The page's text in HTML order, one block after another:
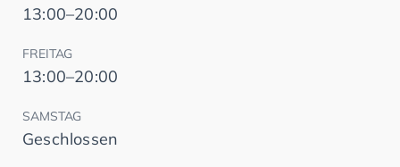
13:00–20:00
FREITAG
13:00–20:00
SAMSTAG
Geschlossen